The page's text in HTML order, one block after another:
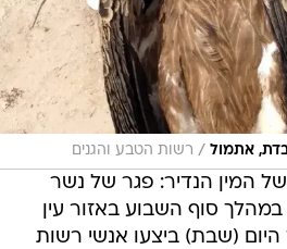
אתמול / רשות הטבע והגנים
המין הנדיר: פגר של נשר
במהלך סוף השבוע באזור עין
(שבת) ביצעו אנשי רשות